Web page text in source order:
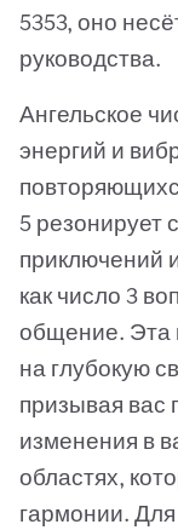
5353, оно
руководства.
Ангельское
энергий и
5 резонирует
приключений
как число 3
общение. Эта
на глубокую
призывая
изменения в
областях,
гармонии. Для